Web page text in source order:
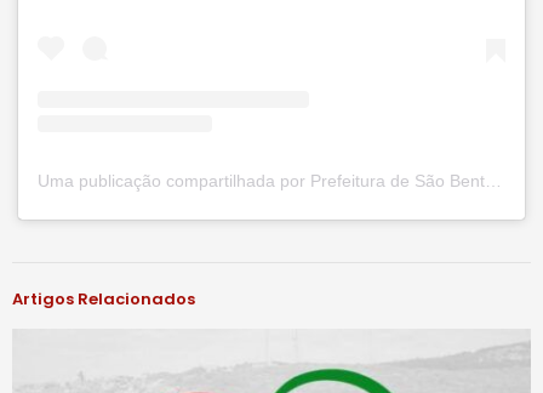
#notíciassbu
Artigos Relacionados